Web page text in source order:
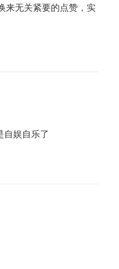
来无关紧要的点赞，实
自娱自乐了